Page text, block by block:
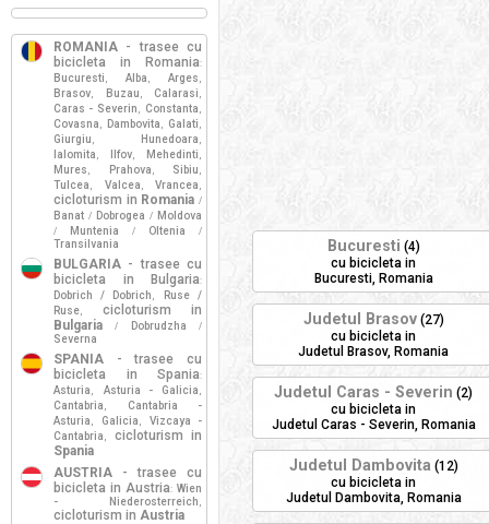
Bucuresti (4)
cu bicicleta in
Bucuresti, Romania
Judetul Brasov(27)
cu bicicleta in
Judetul Brasov, Romania
Judetul Caras - Severin (2)
cu bicicleta in
Judetul Caras - Severin, Romania
Judetul Dambovita (12)
cu bicicleta in
Judetul Dambovita, Romania
ROMANIA - trasee cu
bicicleta in Romania:
Bucuresti , Alba , Arges ,
Brasov, Buzau , Calarasi ,
Caras - Severin , Constanta ,
Covasna , Dambovita , Galati ,
Giurgiu , Hunedoara ,
Ialomita , Ilfov, Mehedinti ,
Mures , Prahova , Sibiu ,
Tulcea , Valcea , Vrancea ,
cicloturism in Romania /
Banat / Dobrogea / Moldova
/ Muntenia / Oltenia /
Transilvania
BULGARIA - trasee cu
bicicleta in Bulgaria:
Dobrich / Dobrich ,
Ruse /
Ruse,
cicloturism in
Bulgaria
/ Dobrudzha /
Severna
SPANIA - trasee cu
bicicleta in Spania:
Asturia , Asturia - Galicia ,
Cantabria ,
Cantabria -
Asturia , Galicia ,
Vizcaya -
Cantabria ,
cicloturism in
Spania
AUSTRIA - trasee cu
bicicleta in Austria: Wien
- Niederosterreich ,
cicloturism in Austria